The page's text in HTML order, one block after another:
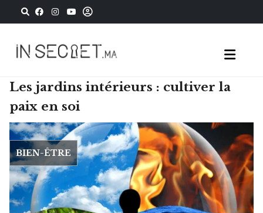
Les jardins intérieurs : cultiver la
paix en soi
BIEN-ÊTRE